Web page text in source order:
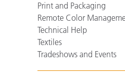
Print and Packaging
Remote Color
Technical Help
Textiles
Tradeshows and Events